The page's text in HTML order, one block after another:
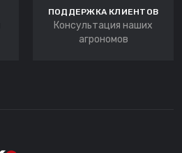
ПОДДЕРЖКА КЛИЕНТОВ
Консультация наших
агрономов